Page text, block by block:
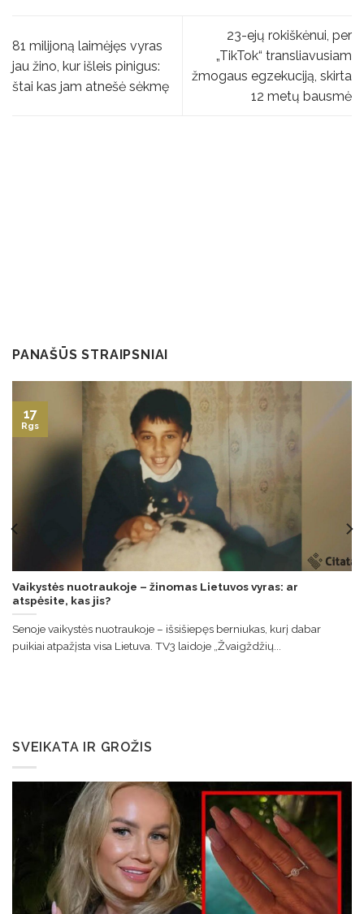
81 milijoną laimėjęs vyras
jau žino, kur išleis pinigus:
štai kas jam atnešė sėkmę
23-ejų rokiškėnui, per
„TikTok“ transliavusiam
žmogaus egzekuciją, skirta
12 metų bausmė
PANAŠŪS STRAIPSNIAI
Vaikystės nuotraukoje – žinomas Lietuvos vyras: ar
atspėsite, kas jis?
Senoje vaikystės nuotraukoje – išsišiepęs berniukas, kurį dabar
puikiai atpažįsta visa Lietuva. TV3 laidoje „Žvaigždžių...
17
Rgs
SVEIKATA IR GROŽIS